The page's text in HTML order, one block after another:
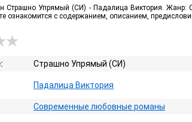
Страшно Упрямый (СИ) - Падалица Виктория.
ознакомится с содержанием, описанием,
Страшно Упрямый (СИ)
Падалица Виктория
Современные любовные романы